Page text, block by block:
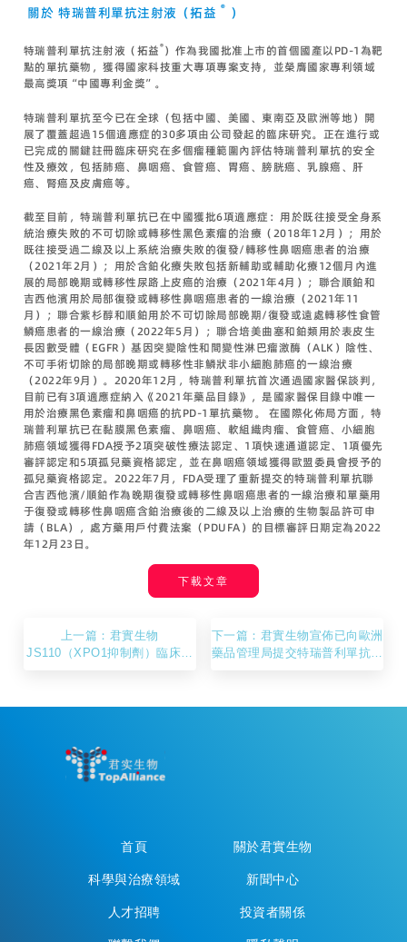
下載文章
關於 特瑞普利單抗注射液（拓益 ® ）
特瑞普利單抗注射液（拓益®）作為我國批准上市的首個國產以PD-1為靶
點的單抗藥物，獲得國家科技重大專項專案支持，並榮膺國家專利領域
最高獎項“中國專利金獎”。
特瑞普利單抗至今已在全球（包括中國、美國、東南亞及歐洲等地）開
展了覆蓋超過15個適應症的30多項由公司發起的臨床研究。正在進行或
已完成的關鍵註冊臨床研究在多個瘤種範圍內評估特瑞普利單抗的安全
性及療效，包括肺癌、鼻咽癌、食管癌、胃癌、膀胱癌、乳腺癌、肝
癌、腎癌及皮膚癌等。
截至目前，特瑞普利單抗已在中國獲批6項適應症：用於既往接受全身系
統治療失敗的不可切除或轉移性黑色素瘤的治療（2018年12月）；用於
既往接受過二線及以上系統治療失敗的復發/轉移性鼻咽癌患者的治療
（2021年2月）；用於含鉑化療失敗包括新輔助或輔助化療12個月內進
展的局部晚期或轉移性尿路上皮癌的治療（2021年4月）；聯合順鉑和
吉西他濱用於局部復發或轉移性鼻咽癌患者的一線治療（2021年11
月）；聯合紫杉醇和順鉑用於不可切除局部晚期/復發或遠處轉移性食管
鱗癌患者的一線治療（2022年5月）；聯合培美曲塞和鉑類用於表皮生
長因數受體（EGFR）基因突變陰性和間變性淋巴瘤激酶（ALK）陰性、
不可手術切除的局部晚期或轉移性非鱗狀非小細胞肺癌的一線治療
（2022年9月）。2020年12月，特瑞普利單抗首次通過國家醫保談判，
目前已有3項適應症納入《2021年藥品目錄》，是國家醫保目錄中唯一
用於治療黑色素瘤和鼻咽癌的抗PD-1單抗藥物。 在國際化佈局方面，特
瑞普利單抗已在黏膜黑色素瘤、鼻咽癌、軟組織肉瘤、食管癌、小細胞
肺癌領域獲得FDA授予2項突破性療法認定、1項快速通道認定、1項優先
審評認定和5項孤兒藥資格認定，並在鼻咽癌領域獲得歐盟委員會授予的
孤兒藥資格認定。2022年7月，FDA受理了重新提交的特瑞普利單抗聯
合吉西他濱/順鉑作為晚期復發或轉移性鼻咽癌患者的一線治療和單藥用
于復發或轉移性鼻咽癌含鉑治療後的二線及以上治療的生物製品許可申
請（BLA），處方藥用戶付費法案（PDUFA）的目標審評日期定為2022
年12月23日。
上一篇：君實生物
JS110（XPO1抑制劑）臨床試
下一篇：君實生物宣佈已向歐洲
藥品管理局提交特瑞普利單抗的
首頁
關於君實生物
科學與治療領域
新聞中心
人才招聘
投資者關係